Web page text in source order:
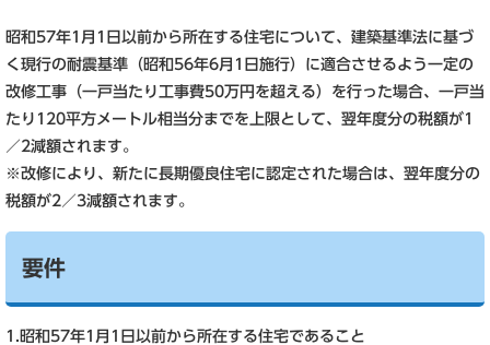
昭和57年1月1日以前から所在する住宅について、建築基準法に基づ
く現行の耐震基準（昭和56年6月1日施行）に適合させるよう一定の
改修工事（一戸当たり工事費50万円を超える）を行った場合、一戸当
たり120平方メートル相当分までを上限として、翌年度分の税額が1
／2減額されます。
※改修により、新たに長期優良住宅に認定された場合は、翌年度分の
税額が2／3減額されます。
要件
1.昭和57年1月1日以前から所在する住宅であること